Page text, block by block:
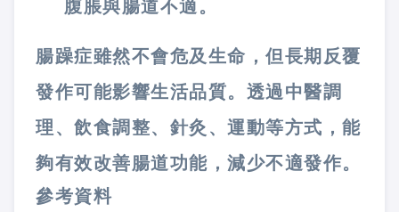
腹脹與腸道不適。
腸躁症雖然不會危及生命，但長期反覆
發作可能影響生活品質。透過中醫調
理、飲食調整、針灸、運動等方式，能
夠有效改善腸道功能，減少不適發作。
參考資料